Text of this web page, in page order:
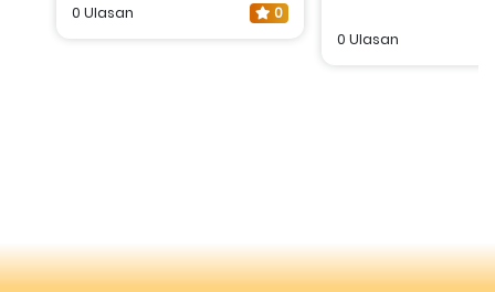
0 Ulasan 0
0 Ulasan